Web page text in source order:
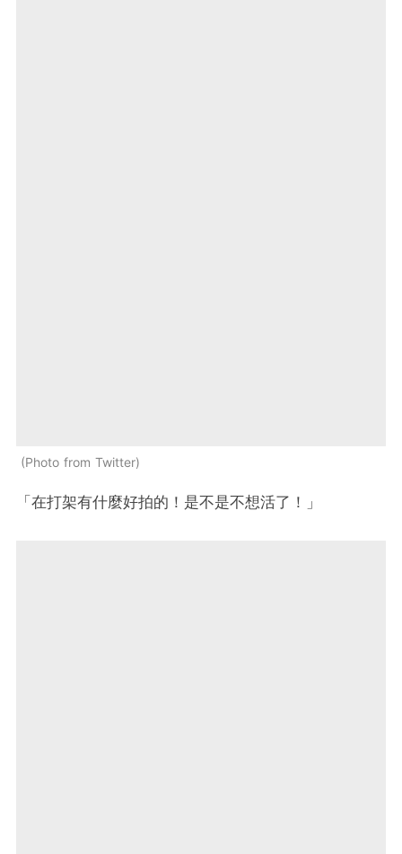
Photo from Twitter
「在打架有什麼好拍的！是不是不想活了！」